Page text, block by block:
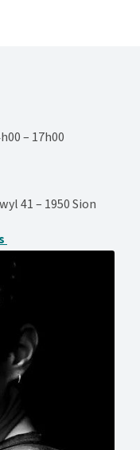
– 17h00
41 – 1950 Sion